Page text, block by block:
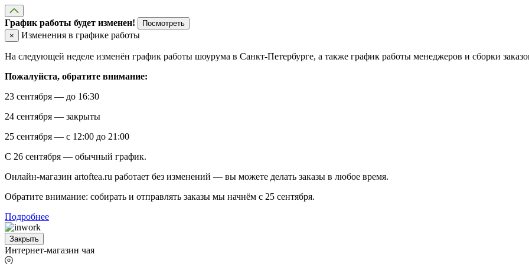
График работы будет изменен!
Посмотреть
×
Изменения в графике работы
На следующей неделе изменён график работы шоурума в Санкт-Петербурге, а также график работы менеджеров и сборки
Пожалуйста, обратите внимание:
23 сентября — до 16:30
24 сентября — закрыты
25 сентября — с 12:00 до 21:00
С 26 сентября — обычный график.
Онлайн-магазин artoftea.ru работает без изменений — вы можете делать заказы в любое время.
Обратите внимание: собирать и отправлять заказы мы начнём с 25 сентября.
Подробнее
Закрыть
Интернет-магазин чая